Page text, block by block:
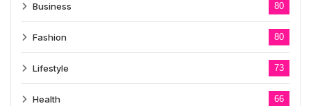
Business 80
Fashion 80
Lifestyle 73
Health 66